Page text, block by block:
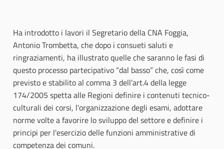
Ha introdotto i lavori il Segretario della CNA Foggia,
Antonio Trombetta, che dopo i consueti saluti e
ringraziamenti, ha illustrato quelle che saranno le fasi di
questo processo partecipativo “dal basso” che, così come
previsto e stabilito al comma 3 dell’art.4 della legge
174/2005 spetta alle Regioni definire i contenuti tecnico-
culturali dei corsi, l'organizzazione degli esami, adottare
norme volte a favorire lo sviluppo del settore e definire i
principi per l'esercizio delle funzioni amministrative di
competenza dei comuni.